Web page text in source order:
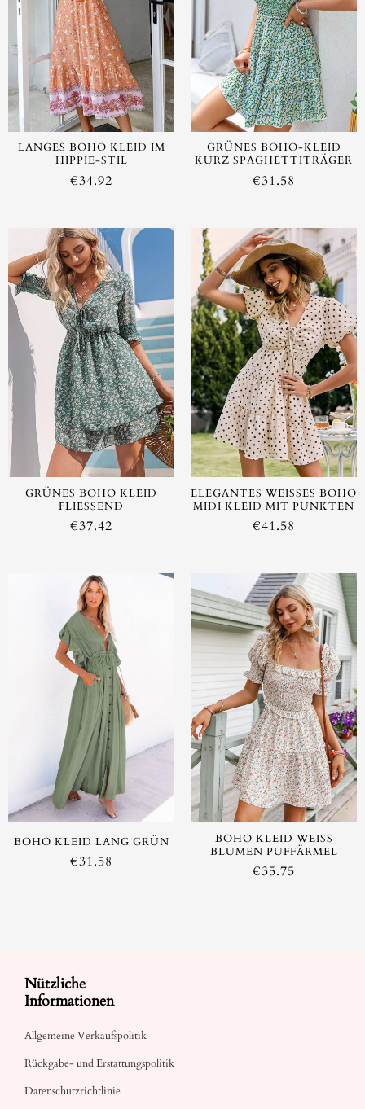
LANGES BOHO KLEID IM
HIPPIE-STIL
€34.92
GRÜNES BOHO-KLEID
KURZ SPAGHETTITRÄGER
€31.58
GRÜNES BOHO KLEID
FLIESSEND
€37.42
ELEGANTES WEISSES BOHO M
IDI KLEID MIT PUNKTEN
€41.58
BOHO KLEID LANG GRÜN
€31.58
AUSVERKAUFT
BOHO KLEID WEISS B
LUMEN PUFFÄRMEL
€35.75
Nützliche
Informationen
Allgemeine Verkaufspolitik
Rückgabe- und Erstattungspolitik
Datenschutzrichtlinie